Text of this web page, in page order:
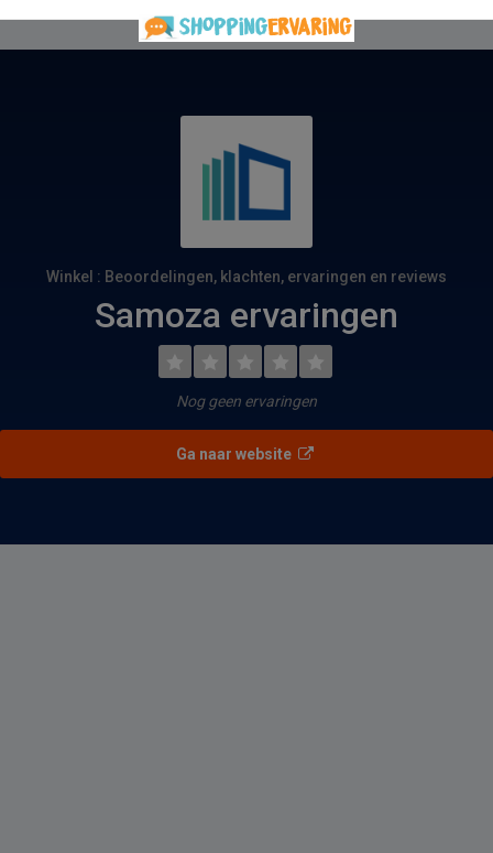
Winkel : Beoordelingen, klachten, ervaringen en reviews
Samoza ervaringen
Nog geen ervaringen
Ga naar website